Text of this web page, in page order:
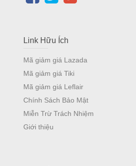
Link Hữu Ích
Mã giảm giá Lazada
Mã giảm giá Tiki
Mã giảm giá Leflair
Chính Sách Bảo Mật
Miễn Trừ Trách Nhiệm
Giới thiệu